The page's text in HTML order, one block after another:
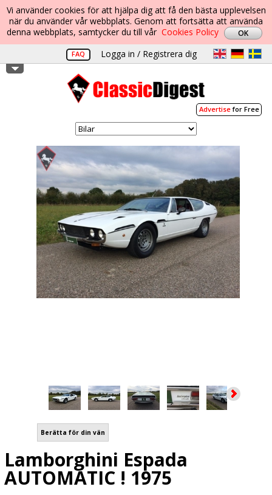
Vi använder cookies för att hjälpa dig att få den bästa upplevelsen
när du använder vår webbplats. Genom att fortsätta att använda
denna webbplats, samtycker du till vår Cookies Policy
FAQ Logga in / Registrera dig
Advertisefor Free
Berätta för din vän
Lamborghini Espada
AUTOMATIC ! 1975